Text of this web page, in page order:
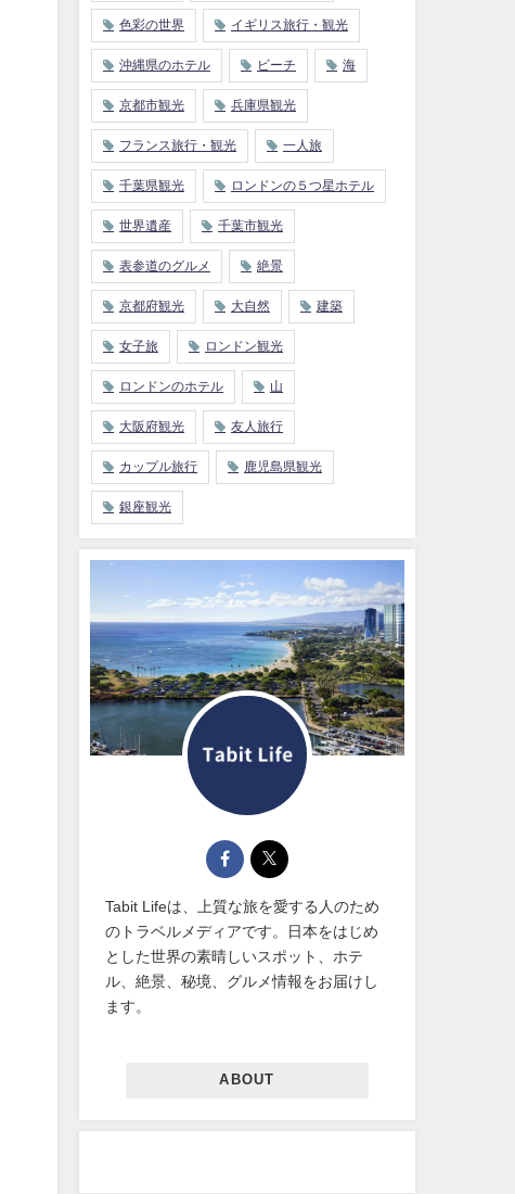
色彩の世界 イギリス旅行・観光
沖縄県のホテル ビーチ 海
京都市観光 兵庫県観光
フランス旅行・観光 一人旅
千葉県観光 ロンドンの５つ星ホテル
世界遺産 千葉市観光
表参道のグルメ 絶景
京都府観光 大自然 建築
女子旅 ロンドン観光
ロンドンのホテル 山
大阪府観光 友人旅行
カップル旅行 鹿児島県観光
銀座観光
Tabit Lifeは、上質な旅を愛する人のため
のトラベルメディアです。日本をはじめ
とした世界の素晴しいスポット、ホテ
ル、絶景、秘境、グルメ情報をお届けし
ます。
ABOUT